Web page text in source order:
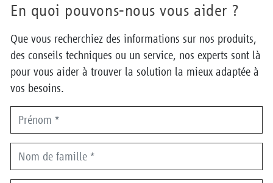
En quoi pouvons-nous vous aider ?
Que vous recherchiez des informations sur nos produits,
des conseils techniques ou un service, nos experts sont là
pour vous aider à trouver la solution la mieux adaptée à
vos besoins.